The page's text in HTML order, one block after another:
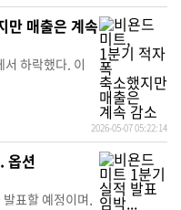
만 매출은 계속
서 하락했다. 이
2026-05-07 05:22:14
옵션
표할 예정이며,